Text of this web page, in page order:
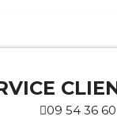
09 54 36